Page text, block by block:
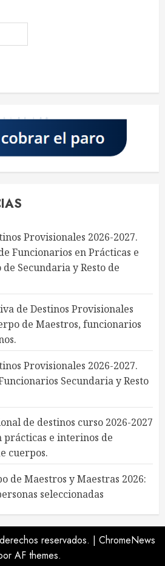
Provisionales 2026-2027.
Funcionarios en Prácticas e
Secundaria y Resto de
de Destinos Provisionales
de Maestros, funcionarios
Provisionales 2026-2027.
Secundaria y Resto
de destinos curso 2026-2027
e interinos de
cuerpos.
de Maestros y Maestras 2026:
seleccionadas
reservados. | ChromeNews
AF themes.